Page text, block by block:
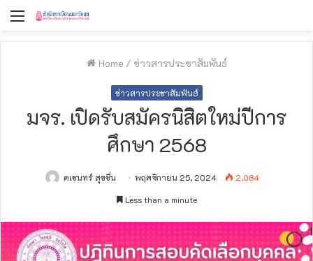
Menu
Home / ข่าวสารประชาสัมพันธ์
ข่าวสารประชาสัมพันธ์
มจร. เปิดรับสมัครนิสิตใหม่ปีการ
ศึกษา 2568
คเชนทร์ สุขชื่น พฤศจิกายน 25, 2024
2,084
Less than a minute